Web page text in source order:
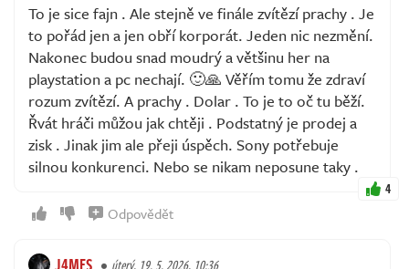
To je sice fajn . Ale stejně ve finále zvítězí prachy . Je
to pořád jen a jen obří korporát. Jeden nic nezmění.
Nakonec budou snad moudrý a většinu her na
playstation a pc nechají. 🙂🙏 Věřím tomu že zdraví
rozum zvítězí. A prachy . Dolar . To je to oč tu běží.
Řvát hráči můžou jak chtěji . Podstatný je prodej a
zisk . Jinak jim ale přeji úspěch. Sony potřebuje
silnou konkurenci. Nebo se nikam neposune taky .
4
Odpovědět
úterý, 19. 5. 2026, 10:36